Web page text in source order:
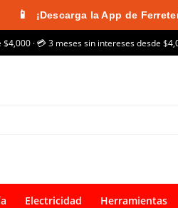
📱 ¡Descarga la App de
· 💳 3 meses sin intereses desde
Electricidad Herramientas